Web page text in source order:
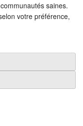
saines.
votre préférence,